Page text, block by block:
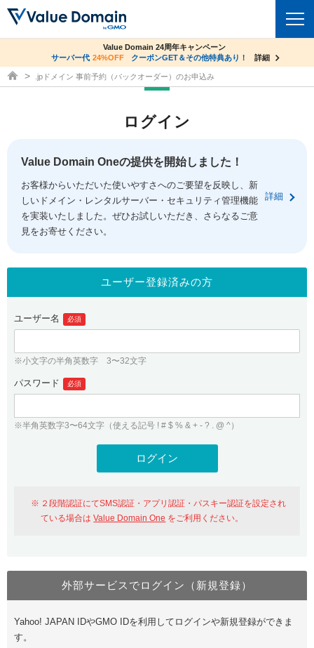
ドメイントップ
ドメイン移管
ドメイン価格一覧
ドメイン一括検索
.jpドメインオークション
gTLDオークション NEW!
.jpドメインバックオーダー
プレミアムドメイン
人気ドメインの種類
WHOIS検索
コアサーバー
バリューサーバー
XREA
セキュリティトップ
Value Domain ネットde診断
SSL証明書
サービストップ
お得意様割引
紹介制度
バリュードメインAPI
ドメイン・ホスティングOEM
facebook
ログイン
従来のバリュードメインをご利用希望の方
Value Domainにログイン
おすすめ One レンタルサーバーを含む最新の機能を使う方
Value Domain Oneにログイン
ユーザー登録
Value Domain Oneアカウント作成
co.jpドメイン✕コアサーバーV2ビジネス応援キャンペーン
サーバー料金1年間無料
詳細
Value Domain 24周年キャンペーン
サーバー代 24%OFF クーポンGET＆その他特典あり！ 詳細
ドメイン取得ならバリュードメイン
.jpドメイン 事前予約（バックオーダー）のお申込み
ログイン
Value Domain Oneの提供を開始しました！
お客様からいただいた使いやすさへのご要望を反映し、新
しいドメイン・レンタルサーバー・セキュリティ管理機能
を実装いたしました。ぜひお試しいただき、さらなるご意
見をお寄せください。
詳細
ユーザー登録済みの方
ユーザー名 必須
※小文字の半角英数字 3〜32文字
パスワード 必須
※半角英数字3〜64文字（使える記号 ! # $ % & + - ? . @ ^）
２段階認証にてSMS認証・アプリ認証・パスキー認証を設定され
ている場合はValue Domain One をご利用ください。
外部サービスでログイン（新規登録）
Yahoo! JAPAN IDやGMO IDを利用してログインや新規登録ができま
す。